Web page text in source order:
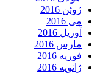
ژوئن 2016
می 2016
آوریل 2016
مارس 2016
فوریه 2016
ژانویه 2016